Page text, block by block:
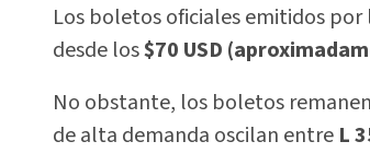
Los boletos oficiales emitidos por
desde los$70 USD
No obstante, los boletos
de alta demanda oscilan entre L